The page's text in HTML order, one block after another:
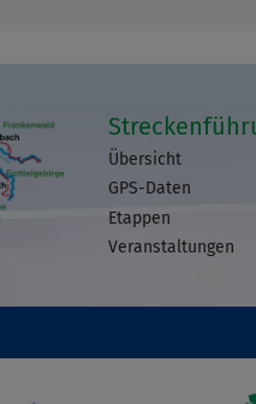
Übersicht
GPS-Daten
Etappen
Veranstaltungen